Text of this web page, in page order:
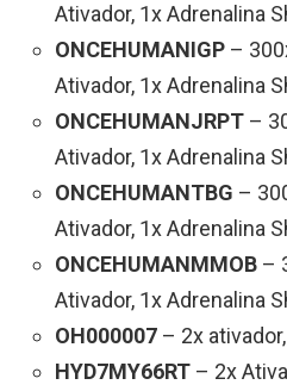
Ativador, 1x Adrenalina
ONCEHUMANIGP –
Ativador, 1x Adrenalina
ONCEHUMANJRPT –
Ativador, 1x Adrenalina
ONCEHUMANTBG –
Ativador, 1x Adrenalina
ONCEHUMANMMOB –
Ativador, 1x Adrenalina
OH000007 – 2x
HYD7MY66RT – 2x